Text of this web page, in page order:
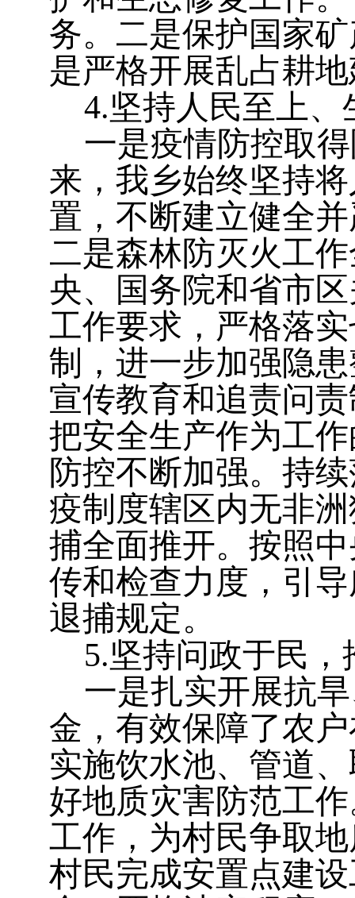
务。二是保护国家
是严格开展乱占耕
4.坚持人民至上、
一是疫情防控取
来，我乡始终坚持
置，不断建立健全
二是森林防灭火工
央、国务院和省市
工作要求，严格落
制，进一步加强隐
宣传教育和追责问
把安全生产作为工
防控不断加强。持
疫制度辖区内无非
捕全面推开。按照
传和检查力度，引
退捕规定。
5.坚持问政于民
一是扎实开展抗
金，有效保障了农
实施饮水池、管道
好地质灾害防范工
工作，为村民争取
村民完成安置点建